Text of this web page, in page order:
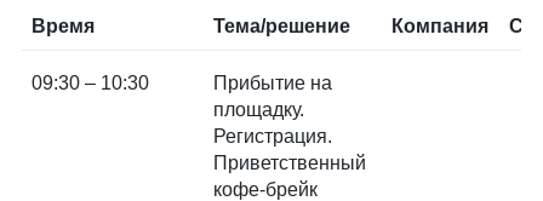
Время Тема/решение Компания
09:30 – 10:30
Прибытие на
площадку.
Регистрация.
Приветственный
кофе-брейк